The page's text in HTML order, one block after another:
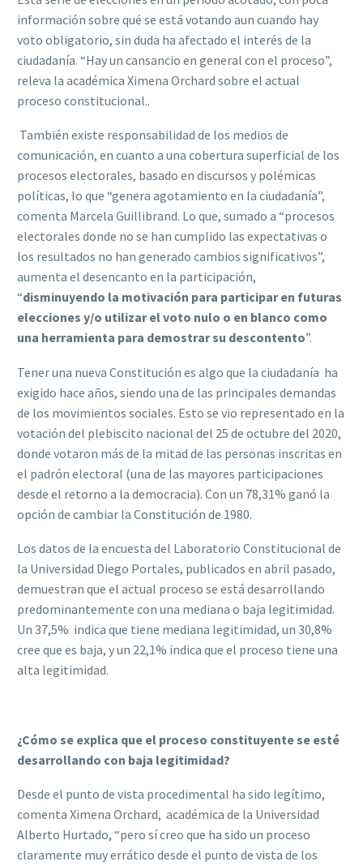
información sobre qué se está votando aun cuando hay
voto obligatorio, sin duda ha afectado el interés de la
ciudadanía. “Hay un cansancio en general con el proceso”,
releva la académica Ximena Orchard sobre el actual
proceso constitucional..
También existe responsabilidad de los medios de
comunicación, en cuanto a una cobertura superficial de los
procesos electorales, basado en discursos y polémicas
políticas, lo que “genera agotamiento en la ciudadanía”,
comenta Marcela Guillibrand. Lo que, sumado a “procesos
electorales donde no se han cumplido las expectativas o
los resultados no han generado cambios significativos”,
aumenta el desencanto en la participación,
“disminuyendo la motivación para participar en futuras
elecciones y/o utilizar el voto nulo o en blanco como
una herramienta para demostrar su descontento”.
Tener una nueva Constitución es algo que la ciudadanía ha
exigido hace años, siendo una de las principales demandas
de los movimientos sociales. Esto se vio representado en la
votación del plebiscito nacional del 25 de octubre del 2020,
donde votaron más de la mitad de las personas inscritas en
el padrón electoral (una de las mayores participaciones
desde el retorno a la democracia). Con un 78,31% ganó la
opción de cambiar la Constitución de 1980.
Los datos de la encuesta del Laboratorio Constitucional de
la Universidad Diego Portales, publicados en abril pasado,
demuestran que el actual proceso se está desarrollando
predominantemente con una mediana o baja legitimidad.
Un 37,5% indica que tiene mediana legitimidad, un 30,8%
cree que es baja, y un 22,1% indica que el proceso tiene una
alta legitimidad.
¿Cómo se explica que el proceso constituyente se esté
desarrollando con baja legitimidad?
Desde el punto de vista procedimental ha sido legítimo,
comenta Ximena Orchard, académica de la Universidad
Alberto Hurtado, “pero sí creo que ha sido un proceso
claramente muy errático desde el punto de vista de los